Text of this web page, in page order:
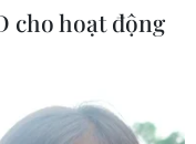
cho hoạt động